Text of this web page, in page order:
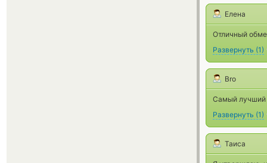
Елена
Отличный
Развернуть (1)
Bro
Самый лучший
Развернуть (1)
Таиса